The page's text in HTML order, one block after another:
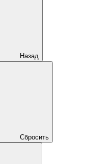
Назад
Сбросить